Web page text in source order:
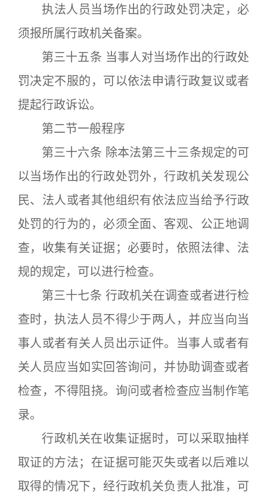
执法人员当场作出的行政处罚决定，必
须报所属行政机关备案。
第三十五条 当事人对当场作出的行政处
罚决定不服的，可以依法申请行政复议或者
提起行政诉讼。
第二节一般程序
第三十六条 除本法第三十三条规定的可
以当场作出的行政处罚外，行政机关发现公
民、法人或者其他组织有依法应当给予行政
处罚的行为的，必须全面、客观、公正地调
查，收集有关证据；必要时，依照法律、法
规的规定，可以进行检查。
第三十七条 行政机关在调查或者进行检
查时，执法人员不得少于两人，并应当向当
事人或者有关人员出示证件。当事人或者有
关人员应当如实回答询问，并协助调查或者
检查，不得阻挠。询问或者检查应当制作笔
录。
行政机关在收集证据时，可以采取抽样
取证的方法；在证据可能灭失或者以后难以
取得的情况下，经行政机关负责人批准，可